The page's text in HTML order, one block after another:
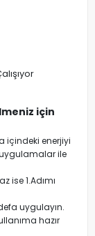
için
içindeki enerjiyi
ile
ise 1.Adımı
uygulayın.
hazır